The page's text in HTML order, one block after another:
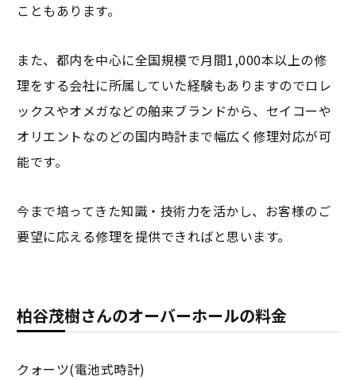
こともあります。
また、都内を中心に全国規模で月間1,000本以上の修
理をする会社に所属していた経験もありますのでロレ
ックスやオメガなどの舶来ブランドから、セイコーや
オリエントなのどの国内時計まで幅広く修理対応が可
能です。
今まで培ってきた知識・技術力を活かし、お客様のご
要望に応える修理を提供できればと思います。
柏谷茂樹さんのオーバーホールの料金
クォーツ(電池式時計)